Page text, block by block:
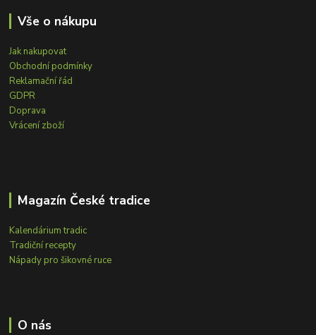
Vše o nákupu
Jak nakupovat
Obchodní podmínky
Reklamační řád
GDPR
Doprava
Vrácení zboží
Magazín České tradice
Kalendárium tradic
Tradiční recepty
Nápady pro šikovné ruce
O nás